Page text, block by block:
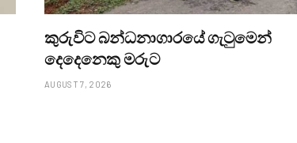
කුරුවිට බන්ධනාගාරයේ ගැටුමෙන්
දෙදෙනෙකු මරුට
AUGUST 7, 2026